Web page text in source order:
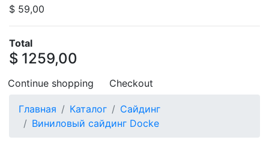
$ 59,00
Total
$ 1259,00
Continue shopping Checkout
Главная Каталог
Сайдинг
Виниловый сайдинг Docke